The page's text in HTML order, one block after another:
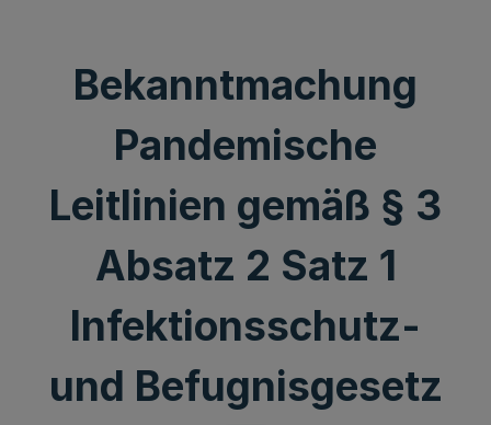
Bekanntmachung
Pandemische
Leitlinien gemäß § 3
Absatz 2 Satz 1
Infektionsschutz-
und Befugnisgesetz